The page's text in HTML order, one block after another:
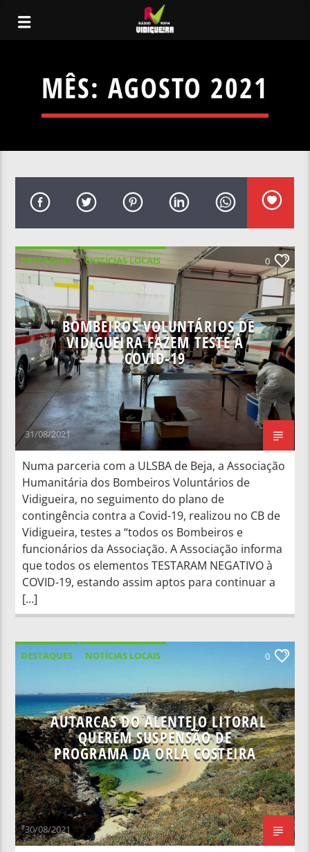
MÊS: AGOSTO 2021
DESTAQUES
NOTÍCIAS LOCAIS
NOTÍCIAS NACIONAIS
0
BOMBEIROS VOLUNTÁRIOS DE
VIDIGUEIRA FAZEM TESTE À
COVID-19
31/08/2021
Numa parceria com a ULSBA de Beja, a Associação
Humanitária dos Bombeiros Voluntários de
Vidigueira, no seguimento do plano de
contingência contra a Covid-19, realizou no CB de
Vidigueira, testes a “todos os Bombeiros e
funcionários da Associação. A Associação informa
que todos os elementos TESTARAM NEGATIVO à
COVID-19, estando assim aptos para continuar a
[…]
DESTAQUES
NOTÍCIAS LOCAIS
0
AUTARCAS DO ALENTEJO LITORAL
QUEREM SUSPENSÃO DE
PROGRAMA DA ORLA COSTEIRA
30/08/2021